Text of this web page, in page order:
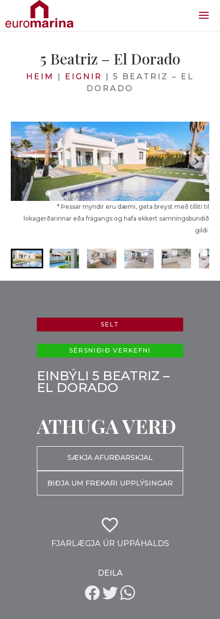
5 Beatriz – El Dorado
HEIM | EIGNIR | 5 BEATRIZ – EL
DORADO
* Þessar myndir eru dæmi, geta breyst með tilliti til
lokagerðarinnar eða frágangs og hafa ekkert samningsbundið
gildi.
SELT
SÉRSNIÐIÐ VERKEFNI
EINBÝLI 5 BEATRIZ –
EL DORADO
ATHUGA VERÐ
SÆKJA AFURÐARSKJAL
BIÐJA UM FREKARI UPPLÝSINGAR
FJARLÆGJA ÚR UPPÁHALDS
DEILA